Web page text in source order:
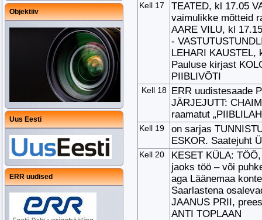
Objektiiv
Uus Eesti
ERR uudised
Kell 17
TEATED, kl 17.05
vaimulikke mõtteid
AARE VILU, kl
-
LEHARI KAUSTEL,
Pauluse kirjast
PIIBLIVÕTI
Kell 18 ERR uudistesaade
JÄRJEJUTT:
raamatut
Kell 19
on sarjas
ESKOR. Saatejuht
Kell 20
KESET KÜLA:
jaoks töö – või
aga Läänemaa
Saarlastena
JAANUS PRII,
ANTI TOPLAAN